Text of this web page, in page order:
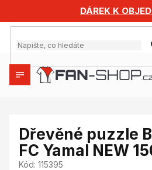
obsah
DÁREK K
Dřevěné puzzle
FC Yamal NEW
Kód: 115395